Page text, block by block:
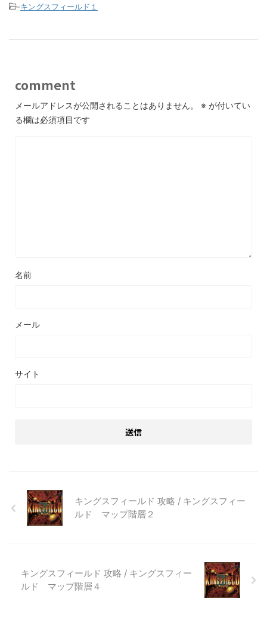
-キングスフィールド１
comment
メールアドレスが公開されることはありません。 ※ が付いてい
る欄は必須項目です
名前
メール
サイト
キングスフィールド 攻略 / キングスフィー
ルド マップ階層２
キングスフィールド 攻略 / キングスフィー
ルド マップ階層４